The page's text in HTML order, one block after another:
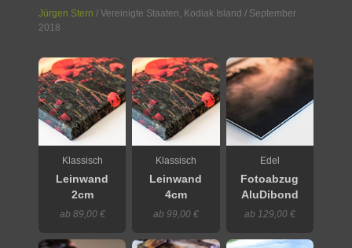
Jürgen Stern / Vereinigte Staaten, Kodiak Island / September
2018
Klassisch
Leinwand
2cm
ab 89,00 €
Klassisch
Leinwand
4cm
ab 99,00 €
Edel
Fotoabzug
AluDibond
ab 129,00 €